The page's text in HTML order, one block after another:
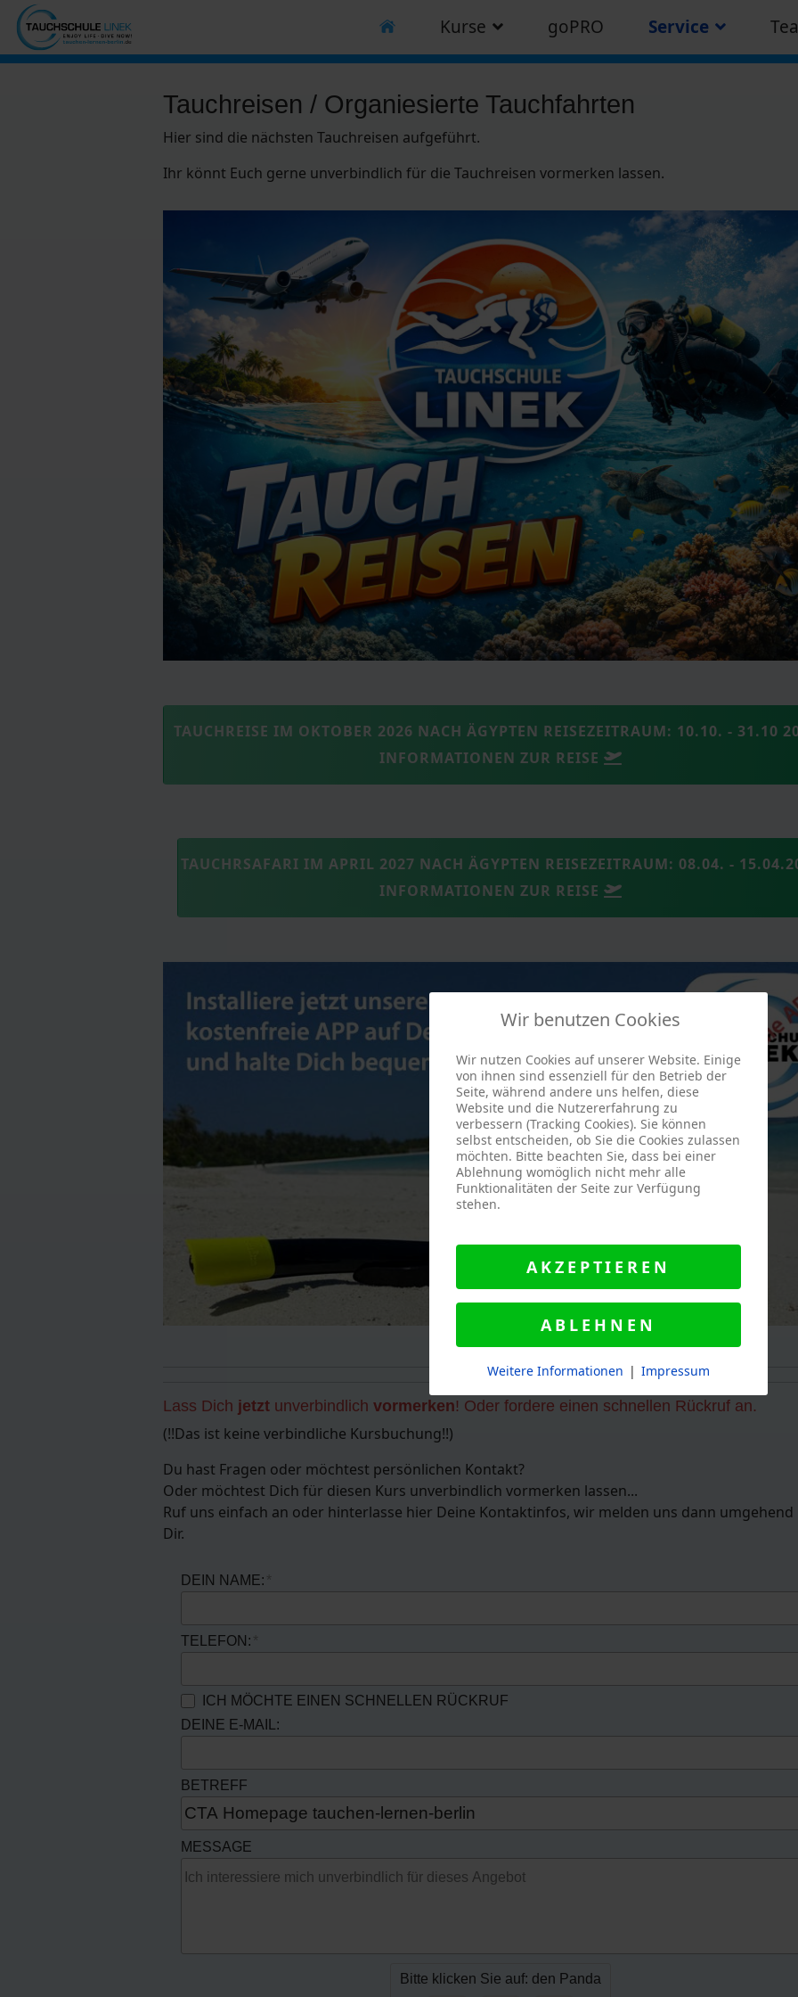
Kurse goPRO Service
Tauchreisen / Organiesierte Tauchfahrten
Hier sind die nächsten Tauchreisen aufgeführt.
Ihr könnt Euch gerne unverbindlich für die Tauchreisen vormerken lassen.
TAUCHREISE IM OKTOBER 2026 NACH ÄGYPTEN REISEZEITRAUM: 10.10. - 31.10
INFORMATIONEN ZUR REISE
TAUCHRSAFARI IM APRIL 2027 NACH ÄGYPTEN REISEZEITRAUM: 08.04. -
INFORMATIONEN ZUR REISE
Lass Dich jetzt unverbindlichvormerken! Oder fordere einen schnellen Rückruf an.
(!!Das ist keine verbindliche Kursbuchung!!)
Du hast Fragen oder möchtest persönlichen Kontakt?
Oder möchtest Dich für diesen Kurs unverbindlich vormerken lassen...
Ruf uns einfach an oder hinterlasse hier Deine Kontaktinfos, wir melden uns dann umgehend
Dir.
DEIN NAME:
TELEFON:
ICH MÖCHTE EINEN SCHNELLEN RÜCKRUF
DEINE E-MAIL:
BETREFF
MESSAGE
Bitte klicken Sie auf: den Panda
Wir benutzen Cookies
Wir nutzen Cookies auf unserer Website. Einige
von ihnen sind essenziell für den Betrieb der
Seite, während andere uns helfen, diese
Website und die Nutzererfahrung zu
verbessern (Tracking Cookies). Sie können
selbst entscheiden, ob Sie die Cookies zulassen
möchten. Bitte beachten Sie, dass bei einer
Ablehnung womöglich nicht mehr alle
Funktionalitäten der Seite zur Verfügung
stehen.
AKZEPTIEREN
ABLEHNEN
Weitere Informationen | Impressum